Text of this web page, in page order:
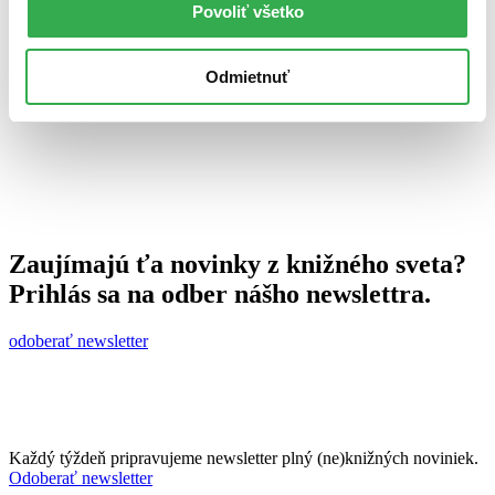
Povoliť všetko
Odmietnuť
30. novembra 2010
Zaujímajú ťa novinky z knižného sveta?
Prihlás sa na odber nášho newslettra.
odoberať newsletter
Každý týždeň pripravujeme newsletter plný (ne)knižných noviniek.
Odoberať newsletter